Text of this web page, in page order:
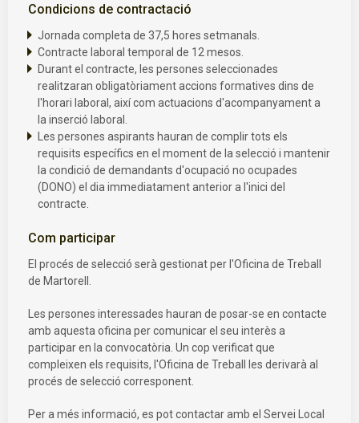
Condicions de contractació
Jornada completa de 37,5 hores setmanals.
Contracte laboral temporal de 12 mesos.
Durant el contracte, les persones seleccionades
realitzaran obligatòriament accions formatives dins de
l'horari laboral, així com actuacions d'acompanyament a
la inserció laboral.
Les persones aspirants hauran de complir tots els
requisits específics en el moment de la selecció i mantenir
la condició de demandants d'ocupació no ocupades
(DONO) el dia immediatament anterior a l'inici del
contracte.
Com participar
El procés de selecció serà gestionat per l'Oficina de Treball
de Martorell.
Les persones interessades hauran de posar-se en contacte
amb aquesta oficina per comunicar el seu interès a
participar en la convocatòria. Un cop verificat que
compleixen els requisits, l'Oficina de Treball les derivarà al
procés de selecció corresponent.
Per a més informació, es pot contactar amb el Servei Local